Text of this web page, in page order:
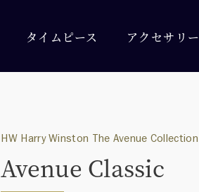
タイムピース アクセサリー
HW Harry Winston The Avenue Collection
Avenue Classic